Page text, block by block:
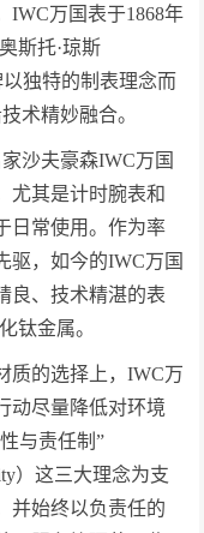
IWC万国表于1868年
斯托·琼斯
以独特的制表理念而
术精妙融合。
沙夫豪森IWC万国
尤其是计时腕表和
日常使用。作为率
驱，如今的IWC万国
良、技术精湛的表
钛金属。
质的选择上，IWC万
动尽量降低对环境
与责任制”
）这三大理念为支
并始终以负责任的